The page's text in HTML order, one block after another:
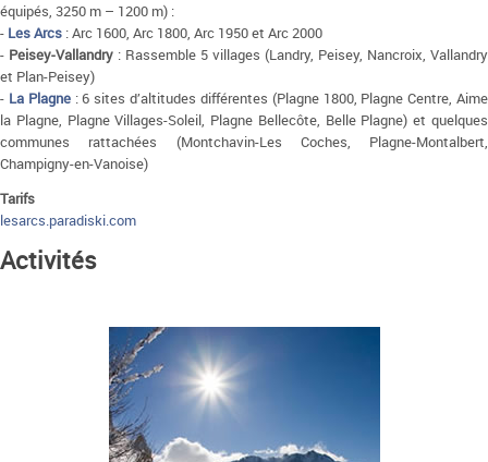
équipés, 3250 m – 1200 m) :
- Les Arcs : Arc 1600, Arc 1800, Arc 1950 et Arc 2000
- Peisey-Vallandry : Rassemble 5 villages (Landry, Peisey, Nancroix, Vallandry
et Plan-Peisey)
- La Plagne: 6 sites d’altitudes différentes (Plagne 1800, Plagne Centre, Aime
la Plagne, Plagne Villages-Soleil, Plagne Bellecôte, Belle Plagne) et quelques
communes rattachées (Montchavin-Les Coches, Plagne-Montalbert,
Champigny-en-Vanoise)
Tarifs
lesarcs.paradiski.com
Activités